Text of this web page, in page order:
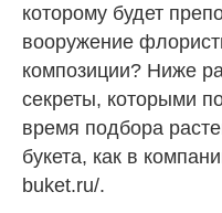
которому будет
вооружение
композиции? Ниже
секреты, которыми
время подбора
букета, как в
buket.ru/.